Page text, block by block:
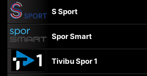
S Sport
Spor Smart
Tivibu Spor 1